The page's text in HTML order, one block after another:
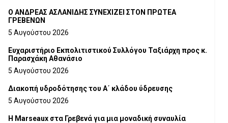
Ο ΑΝΔΡΕΑΣ ΑΣΛΑΝΙΔΗΣ ΣΥΝΕΧΙΖΕΙ ΣΤΟΝ ΠΡΩΤΕΑ
ΓΡΕΒΕΝΩΝ
5 Αυγούστου 2026
Ευχαριστήριο Εκπολιτιστικού Συλλόγου Ταξιάρχη προς κ.
Παρασχάκη Αθανάσιο
5 Αυγούστου 2026
Διακοπή υδροδότησης του Α΄ κλάδου ύδρευσης
5 Αυγούστου 2026
Η Marseaux στα Γρεβενά για μια μοναδική συναυλία